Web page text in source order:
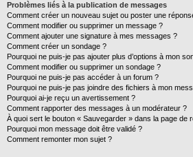
Problèmes liés à la publication de messages
Comment créer un nouveau sujet ou poster une
Comment modifier ou supprimer un message ?
Comment ajouter une signature à mes messages ?
Comment créer un sondage ?
Pourquoi ne puis-je pas ajouter plus d’options à mon
Comment modifier ou supprimer un sondage ?
Pourquoi ne puis-je pas accéder à un forum ?
Pourquoi ne puis-je pas joindre des fichiers à mon
Pourquoi ai-je reçu un avertissement ?
Comment rapporter des messages à un modérateur ?
À quoi sert le bouton « Sauvegarder » dans la page de
Pourquoi mon message doit être validé ?
Comment remonter mon sujet ?